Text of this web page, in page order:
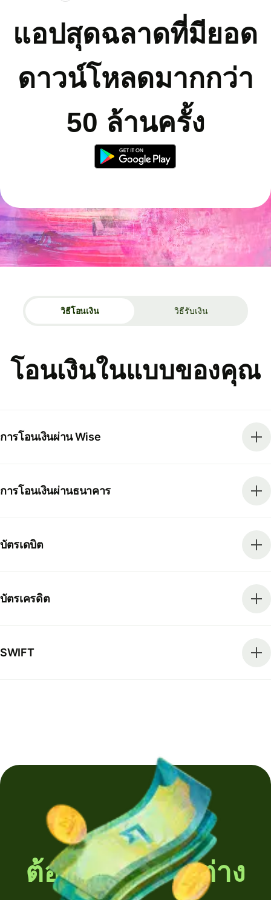
แอปสุดฉลาดที่มียอด
ดาวน์โหลดมากกว่า
50 ล้านครั้ง
วิธีโอนเงิน วิธีรับเงิน
โอนเงินในแบบของคุณ
การโอนเงินผ่าน Wise
การโอนเงินผ่านธนาคาร
บัตรเดบิต
บัตรเครดิต
SWIFT
ต้องโอนเงินไปต่าง